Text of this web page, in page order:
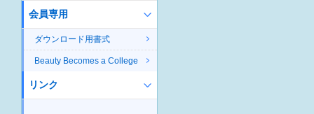
会員専用
ダウンロード用書式
Beauty Becomes a College
リンク